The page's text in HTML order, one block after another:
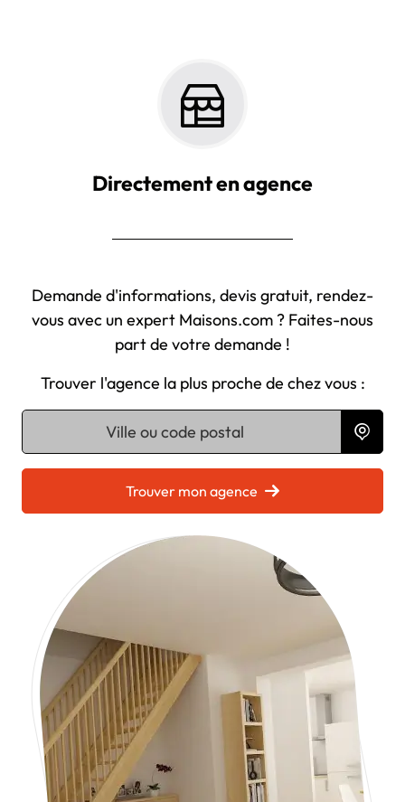
Directement en agence
Demande d'informations, devis gratuit, rendez-
vous avec un expert Maisons.com ? Faites-nous
part de votre demande !
Trouver l'agence la plus proche de chez vous :
Chargement...
Trouver mon agence